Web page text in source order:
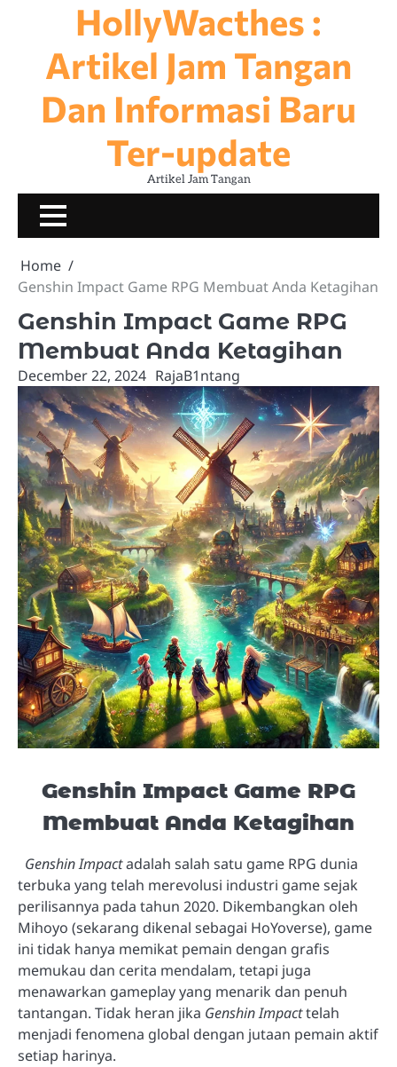
HollyWacthes :
Artikel Jam Tangan
Dan Informasi Baru
Ter-update
Artikel Jam Tangan
TERNAMA
JAM
Home
Genshin Impact Game RPG Membuat Anda Ketagihan
Genshin Impact Game RPG
Membuat Anda Ketagihan
December 22, 2024 RajaB1ntang
Genshin Impact Game RPG
Membuat Anda Ketagihan
Genshin Impactadalah salah satu game RPG dunia
terbuka yang telah merevolusi industri game sejak
perilisannya pada tahun 2020. Dikembangkan oleh
Mihoyo (sekarang dikenal sebagai HoYoverse), game
ini tidak hanya memikat pemain dengan grafis
memukau dan cerita mendalam, tetapi juga
menawarkan gameplay yang menarik dan penuh
tantangan. Tidak heran jika Genshin Impacttelah
menjadi fenomena global dengan jutaan pemain aktif
setiap harinya.